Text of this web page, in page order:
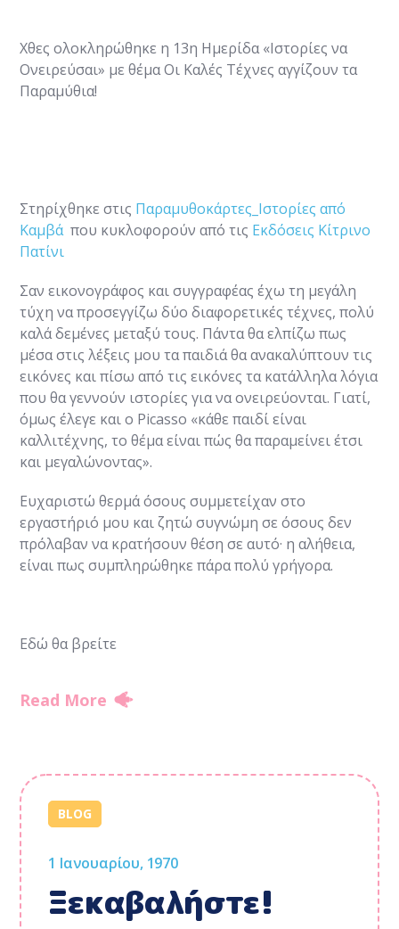
Χθες ολοκληρώθηκε η 13η Ημερίδα «Ιστορίες να
Ονειρεύσαι» με θέμα Οι Καλές Τέχνες αγγίζουν τα
Παραμύθια!
Στηρίχθηκε στις Παραμυθοκάρτες_Ιστορίες από
Καμβάπου κυκλοφορούν από τις Εκδόσεις Κίτρινο
Πατίνι
Σαν εικονογράφος και συγγραφέας έχω τη μεγάλη
τύχη να προσεγγίζω δύο διαφορετικές τέχνες, πολύ
καλά δεμένες μεταξύ τους. Πάντα θα ελπίζω πως
μέσα στις λέξεις μου τα παιδιά θα ανακαλύπτουν τις
εικόνες και πίσω από τις εικόνες τα κατάλληλα λόγια
που θα γεννούν ιστορίες για να ονειρεύονται. Γιατί,
όμως έλεγε και ο Picasso «κάθε παιδί είναι
καλλιτέχνης, το θέμα είναι πώς θα παραμείνει έτσι
και μεγαλώνοντας».
Ευχαριστώ θερμά όσους συμμετείχαν στο
εργαστήριό μου και ζητώ συγνώμη σε όσους δεν
πρόλαβαν να κρατήσουν θέση σε αυτό· η αλήθεια,
είναι πως συμπληρώθηκε πάρα πολύ γρήγορα.
Εδώ θα βρείτε
Read More
BLOG
1 Ιανουαρίου, 1970
Ξεκαβαλήστε!